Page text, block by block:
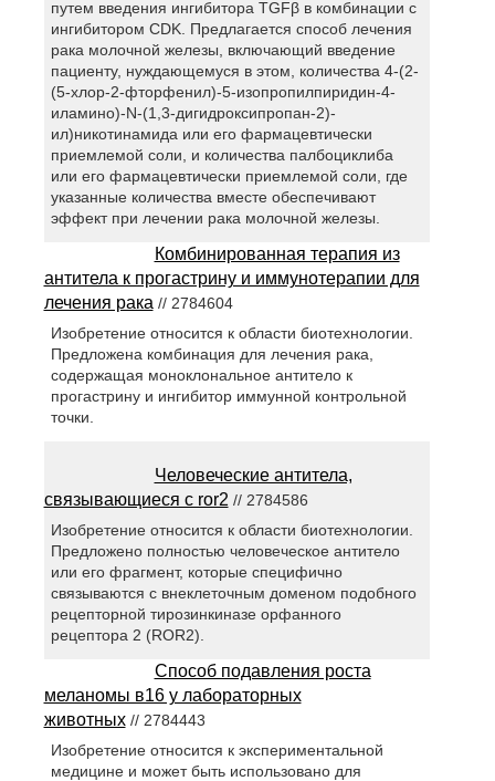
путем введения ингибитора TGFβ в комбинации с
ингибитором CDK. Предлагается способ лечения
рака молочной железы, включающий введение
пациенту, нуждающемуся в этом, количества 4-(2-
(5-хлор-2-фторфенил)-5-изопропилпиридин-4-
иламино)-N-(1,3-дигидроксипропан-2)-
ил)никотинамида или его фармацевтически
приемлемой соли, и количества палбоциклиба
или его фармацевтически приемлемой соли, где
указанные количества вместе обеспечивают
эффект при лечении рака молочной железы.
Комбинированная терапия из
антитела к прогастрину и иммунотерапии для
лечения рака // 2784604
Изобретение относится к области биотехнологии.
Предложена комбинация для лечения рака,
содержащая моноклональное антитело к
прогастрину и ингибитор иммунной контрольной
точки.
Человеческие антитела,
связывающиеся с ror2 // 2784586
Изобретение относится к области биотехнологии.
Предложено полностью человеческое антитело
или его фрагмент, которые специфично
связываются с внеклеточным доменом подобного
рецепторной тирозинкиназе орфанного
рецептора 2 (ROR2).
Способ подавления роста
меланомы в16 у лабораторных
животных// 2784443
Изобретение относится к экспериментальной
медицине и может быть использовано для